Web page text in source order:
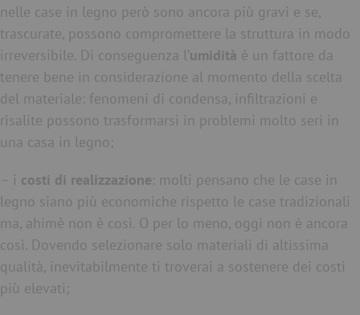
nelle case in legno però sono ancora più gravi e se,
trascurate, possono compromettere la struttura in modo
irreversibile. Di conseguenza l’umidità è un fattore da
tenere bene in considerazione al momento della scelta
del materiale: fenomeni di condensa, infiltrazioni e
risalite possono trasformarsi in problemi molto seri in
una casa in legno;
– i costi di realizzazione: molti pensano che le case in
legno siano più economiche rispetto le case tradizionali
ma, ahimè non è così. O per lo meno, oggi non è ancora
così. Dovendo selezionare solo materiali di altissima
qualità, inevitabilmente ti troverai a sostenere dei costi
più elevati;